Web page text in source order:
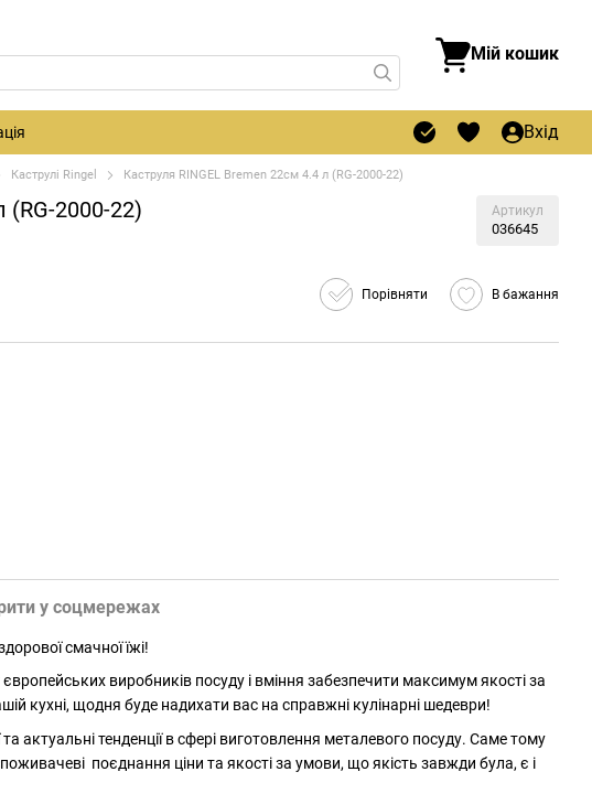
Мій кошик
Вхід
Каструлі Ringel Каструля RINGEL Bremen 22см 4.4 л (RG-2000-22)
(RG-2000-22) Артикул
036645
Порівняти В бажання
у соцмережах
смачної їжі!
виробників посуду і вміння забезпечити максимум якості за
кухні, щодня буде надихати вас на справжні кулінарні шедеври!
актуальні тенденції в сфері виготовлення металевого посуду. Саме тому
поєднання ціни та якості за умови, що якість завжди була, є і